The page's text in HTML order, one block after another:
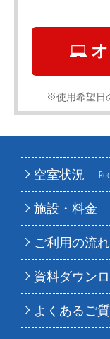
空室状況
施設・料金
ご利用の流れ
資料ダウン
よくあるご
※使用希望日